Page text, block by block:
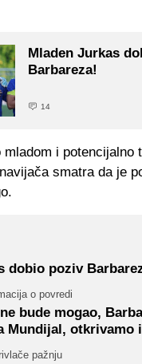
Mladen Jurkas
Barbareza!
14
i potencijalno
smatra da je
dobio poziv
o povredi
bude mogao,
Mundijal, otkrivamo
pažnju